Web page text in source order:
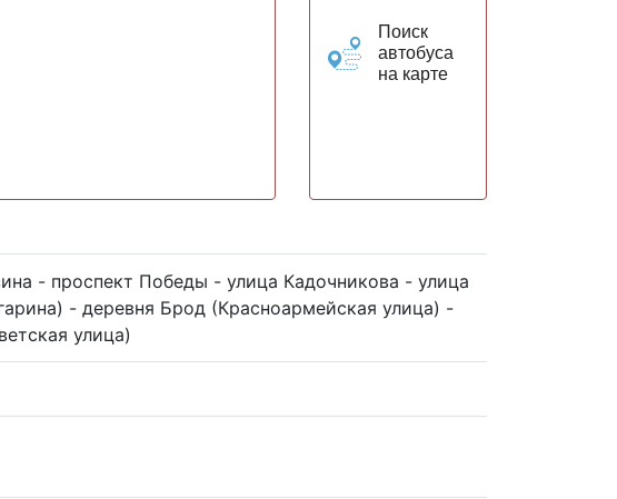
Поиск
автобуса
на карте
- проспект Победы - улица Кадочникова - улица
- деревня Брод (Красноармейская улица) -
улица)